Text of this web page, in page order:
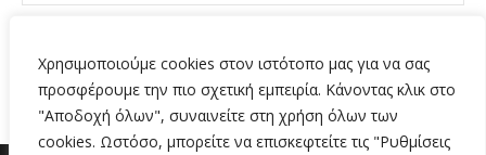
Χρησιμοποιούμε cookies στον ιστότοπο μας για να σας
προσφέρουμε την πιο σχετική εμπειρία. Κάνοντας κλικ στο
"Αποδοχή όλων", συναινείτε στη χρήση όλων των
cookies. Ωστόσο, μπορείτε να επισκεφτείτε τις "Ρυθμίσεις